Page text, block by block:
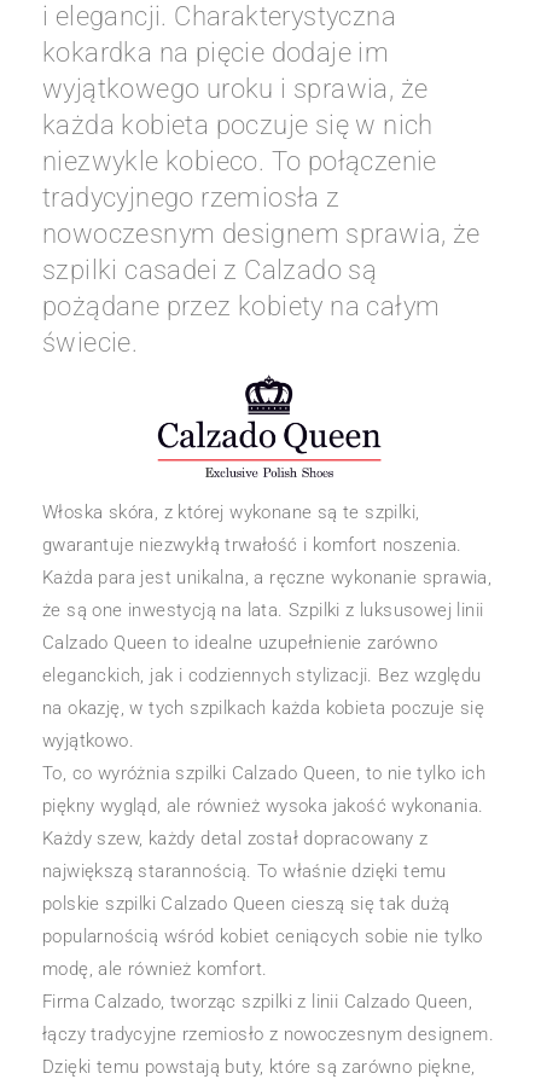
i elegancji. Charakterystyczna
kokardka na pięcie dodaje im
wyjątkowego uroku i sprawia, że
każda kobieta poczuje się w nich
niezwykle kobieco. To połączenie
tradycyjnego rzemiosła z
nowoczesnym designem sprawia, że
szpilki casadei z Calzado są
pożądane przez kobiety na całym
świecie.
Włoska skóra, z której wykonane są te szpilki,
gwarantuje niezwykłą trwałość i komfort noszenia.
Każda para jest unikalna, a ręczne wykonanie sprawia,
że są one inwestycją na lata. Szpilki z luksusowej linii
Calzado Queen to idealne uzupełnienie zarówno
eleganckich, jak i codziennych stylizacji. Bez względu
na okazję, w tych szpilkach każda kobieta poczuje się
wyjątkowo.
To, co wyróżnia szpilki Calzado Queen, to nie tylko ich
piękny wygląd, ale również wysoka jakość wykonania.
Każdy szew, każdy detal został dopracowany z
największą starannością. To właśnie dzięki temu
polskie szpilki Calzado Queen cieszą się tak dużą
popularnością wśród kobiet ceniących sobie nie tylko
modę, ale również komfort.
Firma Calzado, tworząc szpilki z linii Calzado Queen,
łączy tradycyjne rzemiosło z nowoczesnym designem.
Dzięki temu powstają buty, które są zarówno piękne,